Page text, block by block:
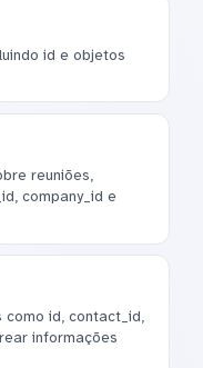
id e objetos
reuniões,
company_id e
como id, contact_id,
informações